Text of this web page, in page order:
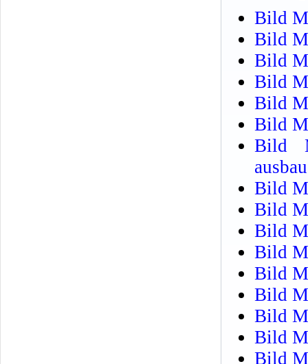
Bild
Bild M
Bild M
Bild M
Bild
Bild M
Bild
Bild M
Bild M
Bild M
Bild M
Bild M
Bild M
Bild M
Bild M
Bild